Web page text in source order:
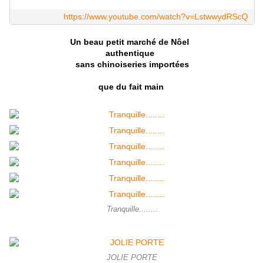
https://www.youtube.com/watch?v=LstwwydRScQ
Un beau petit marché de Nôel
authentique
sans chinoiseries importées
que du fait main
Tranquille........
JOLIE PORTE